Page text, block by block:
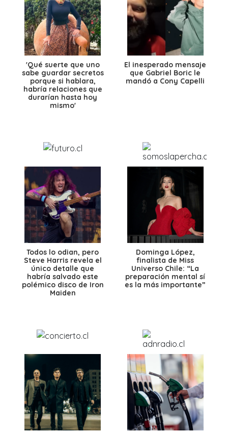
'Qué suerte que uno
sabe guardar secretos
porque si hablara,
habría relaciones que
durarían hasta hoy
mismo'
El inesperado mensaje
que Gabriel Boric le
mandó a Cony Capelli
Todos lo odian, pero
Steve Harris revela el
único detalle que
habría salvado este
polémico disco de Iron
Maiden
Dominga López,
finalista de Miss
Universo Chile: “La
preparación mental sí
es la más importante”